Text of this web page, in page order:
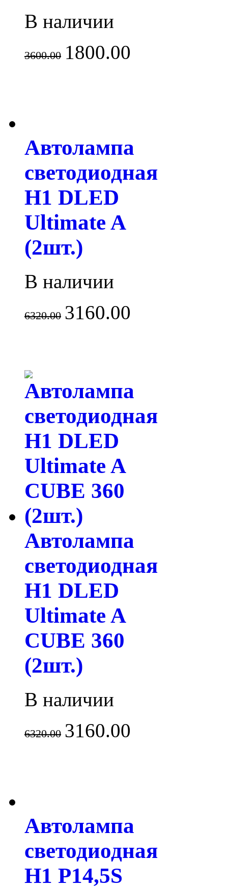
В наличии
3600.00 1800.00
Автолампа
светодиодная
H1 DLED
Ultimate A
(2шт.)
В наличии
6320.00 3160.00
Автолампа
светодиодная
H1 DLED
Ultimate A
CUBE 360
(2шт.)
В наличии
6320.00 3160.00
Автолампа
светодиодная
H1 P14,5S